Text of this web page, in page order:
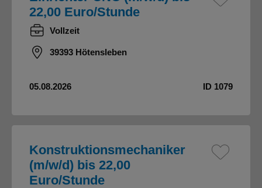
22,00 Euro/Stunde
Vollzeit
39393 Hötensleben
05.08.2026 ID 1079
Konstruktionsmechaniker
(m/w/d) bis 22,00
Euro/Stunde